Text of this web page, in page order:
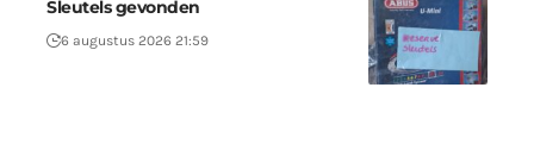
Sleutels gevonden
6 augustus 2026 21:59